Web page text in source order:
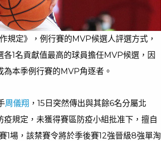
定》，例行賽的MVP候選人評選方式，
1名貢獻值最高的球員擔任MVP候選，因
本季例行賽的MVP角逐者。
周儀翔 ，15日突然傳出與其餘6名分屬北
規定，未獲得賽區防疫小組批准下，擅自
1場，該禁賽令將於季後賽12強晉級8強單淘